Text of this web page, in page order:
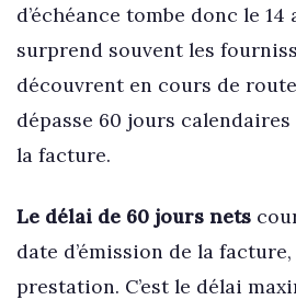
d’échéance tombe donc le
surprend souvent les
découvrent en cours de
dépasse 60 jours
la facture.
Le délai de 60 jours nets
date d’émission de la
prestation. C’est le délai